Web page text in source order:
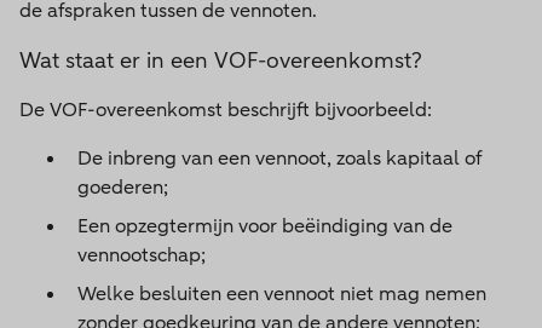
de afspraken tussen de vennoten.
Wat staat er in een VOF-overeenkomst?
De VOF-overeenkomst beschrijft bijvoorbeeld:
De inbreng van een vennoot, zoals kapitaal of
goederen;
Een opzegtermijn voor beëindiging van de
vennootschap;
Welke besluiten een vennoot niet mag nemen